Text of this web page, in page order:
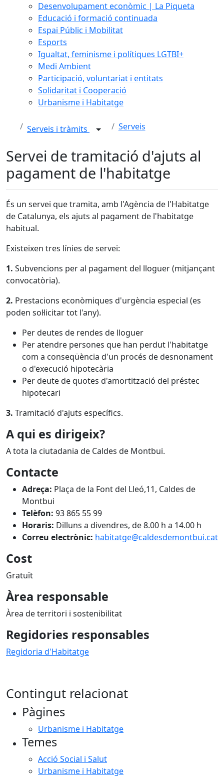
Desenvolupament econòmic | La Piqueta
Educació i formació continuada
Espai Públic i Mobilitat
Esports
Igualtat, feminisme i polítiques LGTBI+
Medi Ambient
Participació, voluntariat i entitats
Solidaritat i Cooperació
Urbanisme i Habitatge
Serveis i tràmits Serveis
Servei de tramitació d'ajuts al
pagament de l'habitatge
És un servei que tramita, amb l'Agència de l'Habitatge
de Catalunya, els ajuts al pagament de l'habitatge
habitual.
Existeixen tres línies de servei:
1. Subvencions per al pagament del lloguer (mitjançant
convocatòria).
2. Prestacions econòmiques d'urgència especial (es
poden sol·licitar tot l'any).
Per deutes de rendes de lloguer
Per atendre persones que han perdut l'habitatge
com a conseqüència d'un procés de desnonament
o d'execució hipotecària
Per deute de quotes d'amortització del préstec
hipotecari
3. Tramitació d'ajuts específics.
A qui es dirigeix?
A tota la ciutadania de Caldes de Montbui.
Contacte
Adreça: Plaça de la Font del Lleó,11, Caldes de
Montbui
Telèfon: 93 865 55 99
Horaris: Dilluns a divendres, de 8.00 h a 14.00 h
Correu electrònic: habitatge@caldesdemontbui.cat
Cost
Gratuït
Àrea responsable
Àrea de territori i sostenibilitat
Regidories responsables
Regidoria d'Habitatge
Contingut relacionat
Pàgines
Urbanisme i Habitatge
Temes
Acció Social i Salut
Urbanisme i Habitatge